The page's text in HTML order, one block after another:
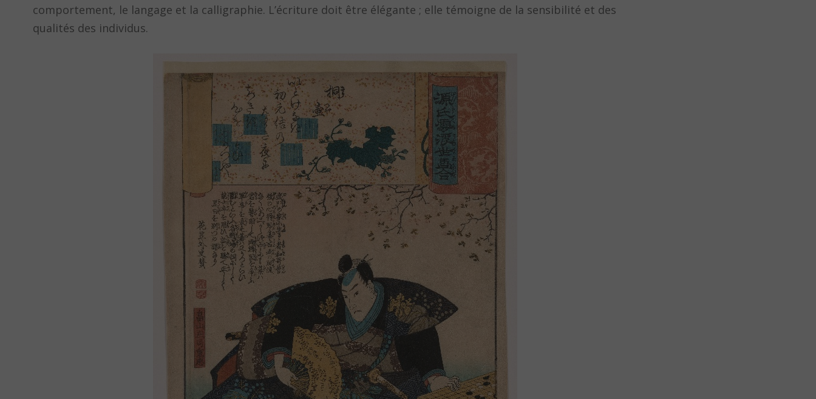
comportement, le langage et la calligraphie. L’écriture doit être élégante ; elle témoigne de la sensibilité et des
qualités des individus.